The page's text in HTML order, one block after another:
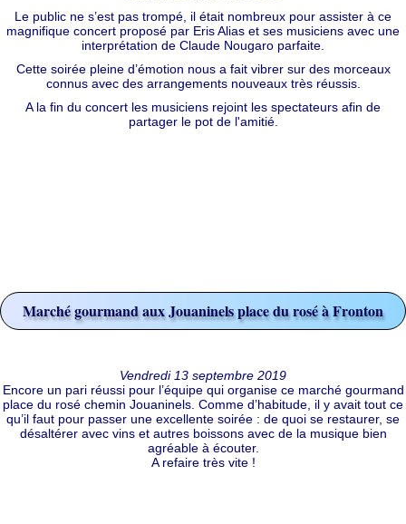
Le public ne s’est pas trompé, il était nombreux pour assister à ce
magnifique concert proposé par Eris Alias et ses musiciens avec une
interprétation de Claude Nougaro parfaite.
Cette soirée pleine d’émotion nous a fait vibrer sur des morceaux
connus avec des arrangements nouveaux très réussis.
A la fin du concert les musiciens rejoint les spectateurs afin de
partager le pot de l'amitié.
Marché gourmand aux Jouaninels place du rosé à Fronton
Vendredi 13 septembre 2019
Encore un pari réussi pour l’équipe qui organise ce marché gourmand
place du rosé chemin Jouaninels. Comme d’habitude, il y avait tout ce
qu’il faut pour passer une excellente soirée : de quoi se restaurer, se
désaltérer avec vins et autres boissons avec de la musique bien
agréable à écouter.
A refaire très vite !